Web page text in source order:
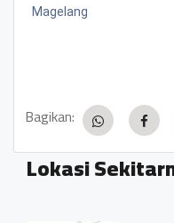
Magelang
Bagikan:
Lokasi